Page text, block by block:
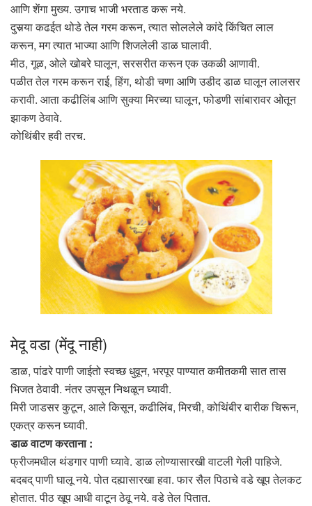
आणि शेंगा मुख्य. उगाच भाजी भरताड करू नये.
दुसर्‍या कढईत थोडे तेल गरम करून, त्यात सोललेले कांदे किंचित लाल
करून, मग त्यात भाज्या आणि शिजलेली डाळ घालावी.
मीठ, गूळ, ओले खोबरे घालून, सरसरीत करून एक उकळी आणावी.
पळीत तेल गरम करून राई, हिंग, थोडी चणा आणि उडीद डाळ घालून लालसर
करावी. आता कढीलिंब आणि सुक्या मिरच्या घालून, फोडणी सांबारावर ओतून
झाकण ठेवावे.
कोथिंबीर हवी तरच.
मेदू वडा (मेंदू नाही)
डाळ, पांढरे पाणी जाईतो स्वच्छ धुवून, भरपूर पाण्यात कमीतकमी सात तास
भिजत ठेवावी. नंतर उपसून निथळून घ्यावी.
मिरी जाडसर कुटून, आले किसून, कढीलिंब, मिरची, कोथिंबीर बारीक चिरून,
एकत्र करून घ्यावी.
डाळ वाटण करताना :
फ्रीजमधील थंडगार पाणी घ्यावे. डाळ लोण्यासारखी वाटली गेली पाहिजे.
बदबद् पाणी घालू नये. पोत दह्यासारखा हवा. फार सैल पिठाचे वडे खूप तेलकट
होतात. पीठ खूप आधी वाटून ठेवू नये. वडे तेल पितात.